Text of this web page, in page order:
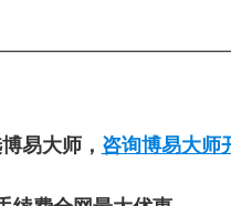
易大师， 咨询博易大师